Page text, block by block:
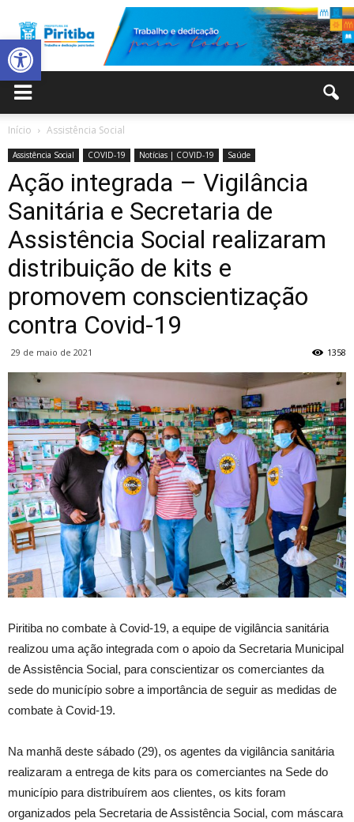
Abrir a barra de ferramentas
Municipal
de
Piritiba
Início Assistência Social
Assistência Social COVID-19 Notícias | COVID-19 Saúde
Ação integrada – Vigilância
Sanitária e Secretaria de
Assistência Social realizaram
distribuição de kits e
promovem conscientização
contra Covid-19
29 de maio de 2021 1358
Piritiba no combate à Covid-19, a equipe de vigilância sanitária
realizou uma ação integrada com o apoio da Secretaria Municipal
de Assistência Social, para conscientizar os comerciantes da
sede do município sobre a importância de seguir as medidas de
combate à Covid-19.
Na manhã deste sábado (29), os agentes da vigilância sanitária
realizaram a entrega de kits para os comerciantes na Sede do
município para distribuírem aos clientes, os kits foram
organizados pela Secretaria de Assistência Social, com máscara